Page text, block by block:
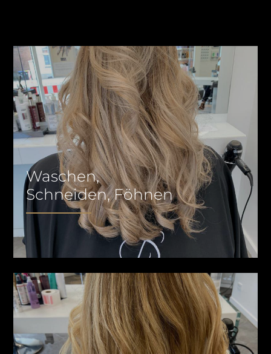
Waschen,
Schneiden, Föhnen